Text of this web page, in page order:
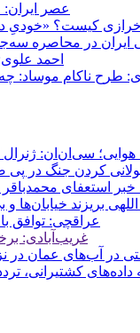
عصر ایران: ۶ شرط ایران برای بازگشایی تنگه هرمز اعلام شد
کیست؟ «خودیِ
ایران در محاصره
احمد
طرح ناکام موساد:
سی‌ان‌ان: ژنرال
کردن جنگ در پی
خبر استعفای
عراقچی: توافق
غریب‌آبادی:
در آب‌های عمان در
داده‌های